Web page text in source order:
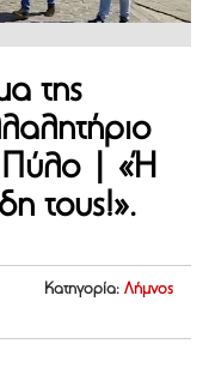
της
Πύλο | «Ή
τους!».
Κατηγορία: Λήμνος